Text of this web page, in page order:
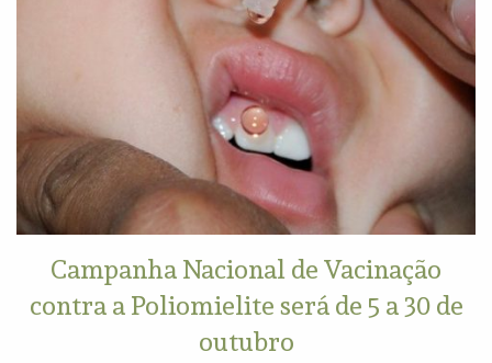
Campanha Nacional de Vacinação
contra a Poliomielite será de 5 a 30 de
outubro